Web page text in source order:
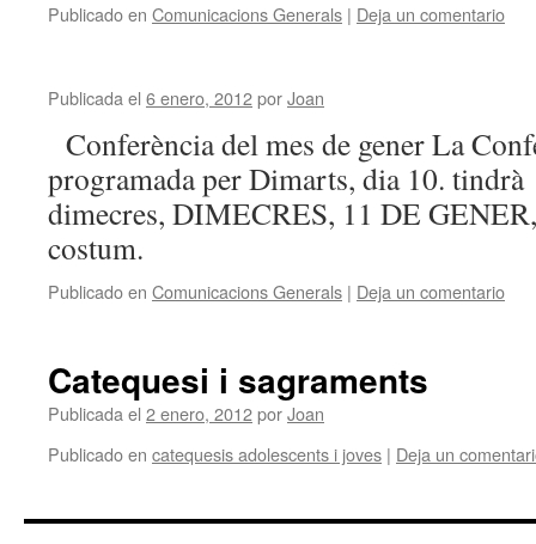
Publicado en Comunicacions Generals | Deja un comentario
Publicada el 6 enero, 2012porJoan
Conferència del mes de gener La
programada per Dimarts, dia 10.
dimecres, DIMECRES, 11 DE
costum.
Publicado en Comunicacions Generals | Deja un comentario
Catequesi i sagraments
Publicada el 2 enero, 2012porJoan
Publicado en catequesis adolescents i joves | Deja un